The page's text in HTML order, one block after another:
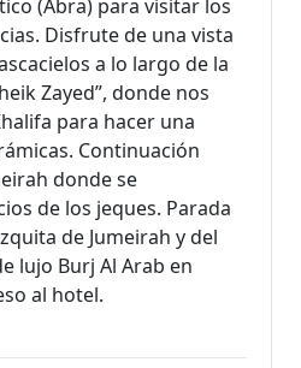
(Abra) para visitar los
Disfrute de una vista
a lo largo de la
Zayed”, donde nos
para hacer una
Continuación
donde se
de los jeques. Parada
de Jumeirah y del
lujo Burj Al Arab en
al hotel.